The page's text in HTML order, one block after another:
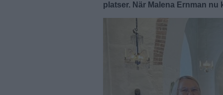
platser. När Malena Ernman